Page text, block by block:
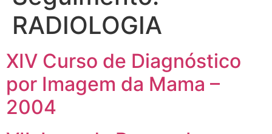
RADIOLOGIA
XIV Curso de Diagnóstico
por Imagem da Mama –
2004